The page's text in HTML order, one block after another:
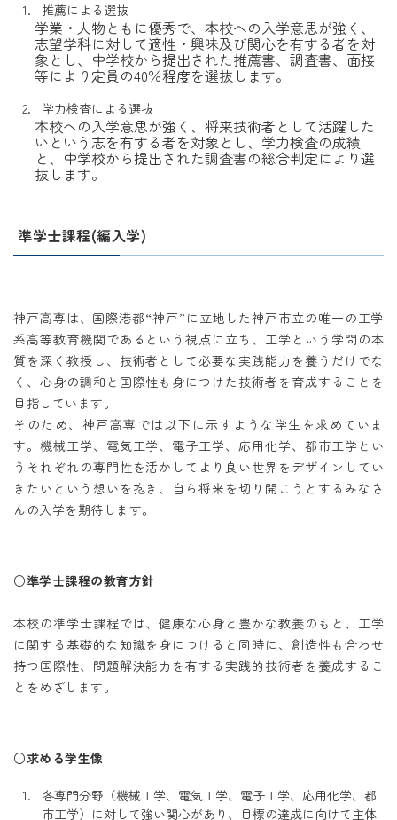
推薦による選抜
学業・人物ともに優秀で、本校への入学意思が強く、
志望学科に対して適性・興味及び関心を有する者を対
象とし、中学校から提出された推薦書、調査書、面接
等により定員の40％程度を選抜します。
学力検査による選抜
本校への入学意思が強く、将来技術者として活躍した
いという志を有する者を対象とし、学力検査の成績
と、中学校から提出された調査書の総合判定により選
抜します。
準学士課程(編入学)
神戸高専は、国際港都“神戸”に立地した神戸市立の唯一の工学
系高等教育機関であるという視点に立ち、工学という学問の本
質を深く教授し、技術者として必要な実践能力を養うだけでな
く、心身の調和と国際性も身につけた技術者を育成することを
目指しています。
そのため、神戸高専では以下に示すような学生を求めていま
す。機械工学、電気工学、電子工学、応用化学、都市工学とい
うそれぞれの専門性を活かしてより良い世界をデザインしてい
きたいという想いを抱き、自ら将来を切り開こうとするみなさ
んの入学を期待します。
○準学士課程の教育方針
本校の準学士課程では、健康な心身と豊かな教養のもと、工学
に関する基礎的な知識を身につけると同時に、創造性も合わせ
持つ国際性、問題解決能力を有する実践的技術者を養成するこ
とをめざします。
○求める学生像
各専門分野（機械工学、電気工学、電子工学、応用化学、都
市工学）に対して強い関心があり、目標の達成に向けて主体